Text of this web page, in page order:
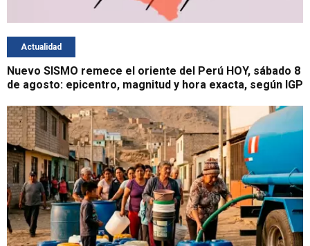
Actualidad
Nuevo SISMO remece el oriente del Perú HOY, sábado 8
de agosto: epicentro, magnitud y hora exacta, según IGP